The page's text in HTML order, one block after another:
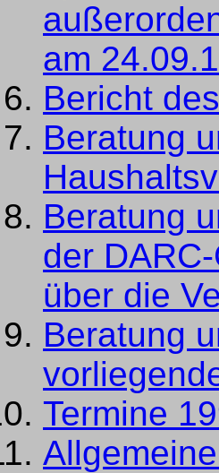
am
Bericht
Beratung
Beratung
der
über die
Beratung
Termine